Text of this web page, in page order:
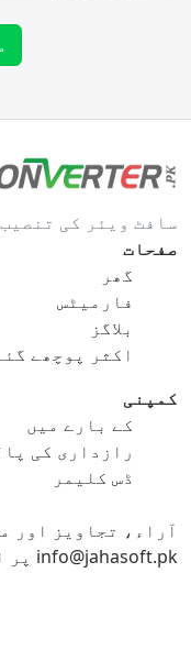
gif کنورٹر
gif کو bmp
gif کو ico
gif کو png
gif کو tga
ico کو bmp
ico کو gif
سافٹ ویئر کی
صفحات
گھر
فارمیٹس
بلاگز
اکثر پوچھے
کمپنی
کے بارے میں
رازداری کی
ڈس کلیمر
آراء، تجاویز اور
info@jahasoft.pk پر ای میل کریں۔